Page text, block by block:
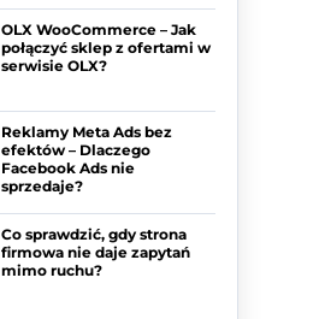
OLX WooCommerce – Jak
połączyć sklep z ofertami w
serwisie OLX?
Reklamy Meta Ads bez
efektów – Dlaczego
Facebook Ads nie
sprzedaje?
Co sprawdzić, gdy strona
firmowa nie daje zapytań
mimo ruchu?